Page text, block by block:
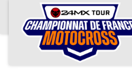
ACCUEIL
ACTUS
CALENDRIER